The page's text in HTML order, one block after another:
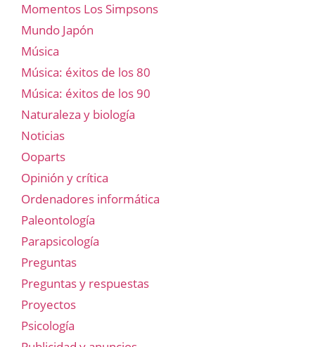
Momentos Los Simpsons
Mundo Japón
Música
Música: éxitos de los 80
Música: éxitos de los 90
Naturaleza y biología
Noticias
Ooparts
Opinión y crítica
Ordenadores informática
Paleontología
Parapsicología
Preguntas
Preguntas y respuestas
Proyectos
Psicología